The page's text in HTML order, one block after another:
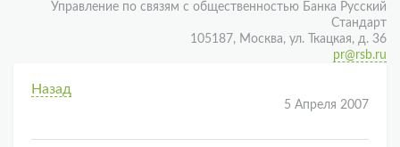
Управление по связям с общественностью Банка Русский
Стандарт
105187, Москва, ул. Ткацкая, д. 36
pr@rsb.ru
Назад
5 Апреля 2007